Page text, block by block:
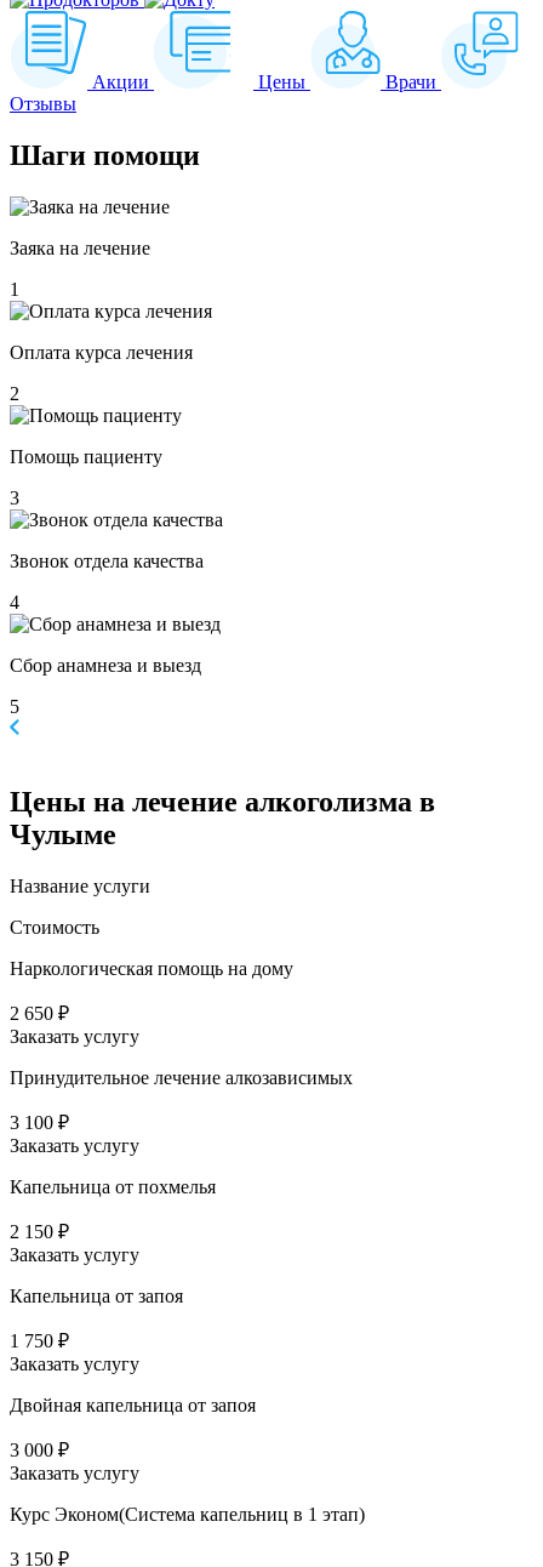
Акции Цены
Врачи
Отзывы
Шаги помощи
Заяка на лечение
1
Оплата курса лечения
2
Помощь пациенту
3
Звонок отдела качества
4
Сбор анамнеза и выезд
5
Цены на лечение алкоголизма в
Чулыме
Название услуги
Стоимость
Наркологическая помощь на дому
2 650 ₽
Заказать услугу
Принудительное лечение алкозависимых
3 100 ₽
Заказать услугу
Капельница от похмелья
2 150 ₽
Заказать услугу
Капельница от запоя
1 750 ₽
Заказать услугу
Двойная капельница от запоя
3 000 ₽
Заказать услугу
Курс Эконом(Система капельниц в 1 этап)
3 150 ₽